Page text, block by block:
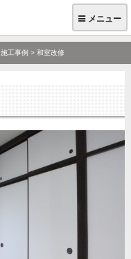
施工事例 > 和室改修
メニュー